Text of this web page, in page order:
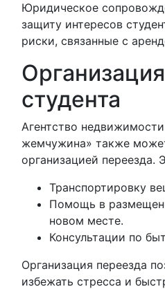
Юридическое
защиту интересов
риски, связанные с
студента
Агентство
жемчужина» также
организацией переезда.
Транспортировку
Помощь в
новом месте.
Консультации по
Организация переезда
избежать стресса и